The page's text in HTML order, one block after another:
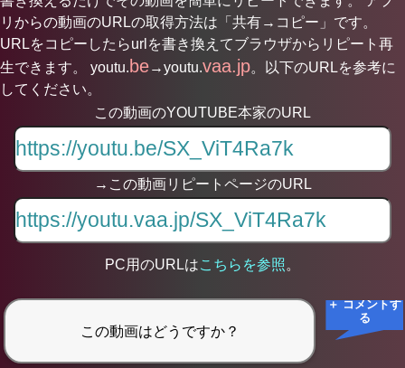
リからの動画のURLの取得方法は「共有→コピー」です。
URLをコピーしたらurlを書き換えてブラウザからリピート再
生できます。 youtu. be→youtu.vaa.jp。以下のURLを参考に
してください。
この動画のYOUTUBE本家のURL
→この動画リピートページのURL
PC用のURLはこちらを参照 。
＋ コメントす
る